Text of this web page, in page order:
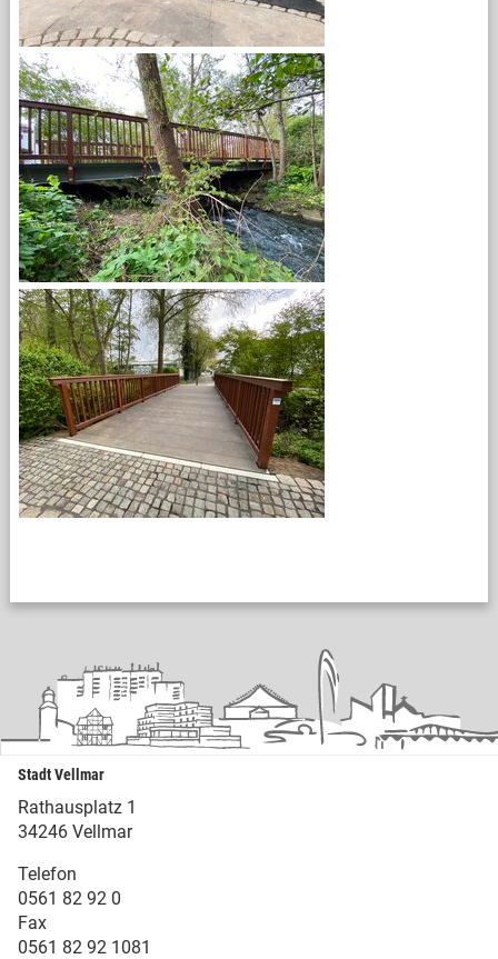
Stadt Vellmar
Rathausplatz 1
34246 Vellmar
Telefon
0561 82 92 0
Fax
0561 82 92 1081